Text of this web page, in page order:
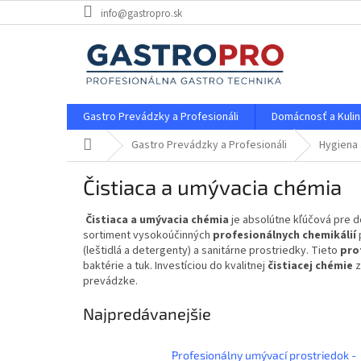
na
info@gastropro.sk
Gastro Prevádzky a Profesionáli Domácnosť a
Domov Gastro Prevádzky a Profesionáli Hygiena
Čistiaca a umývacia chémia
Čistiaca a umývacia chémia je absolútne kľúčová pre
sortiment vysokoúčinných profesionálnych chemikálií
(leštidlá a detergenty) a sanitárne prostriedky. Tieto
baktérie a tuk. Investíciou do kvalitnej čistiacej chémie
prevádzke.
Najpredávanejšie
Profesionálny umývací prostriedok -